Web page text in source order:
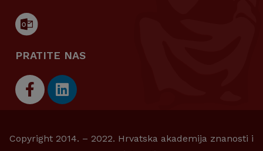
PRATITE NAS
Copyright 2014. – 2022. Hrvatska akademija znanosti i